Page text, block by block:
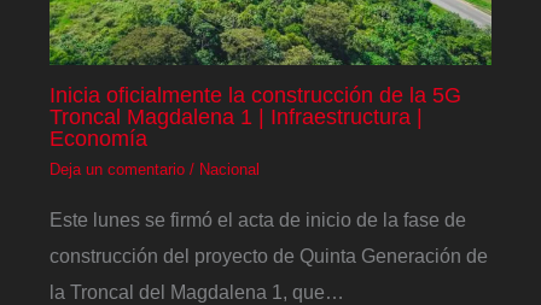
Inicia oficialmente la construcción de la 5G
Troncal Magdalena 1 | Infraestructura |
Economía
Deja un comentario / Nacional
Este lunes se firmó el acta de inicio de la fase de
construcción del proyecto de Quinta Generación de
la Troncal del Magdalena 1, que…